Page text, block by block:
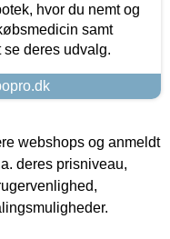
hvor du nemt og
samt
se deres udvalg.
webshops og anmeldt
deres prisniveau,